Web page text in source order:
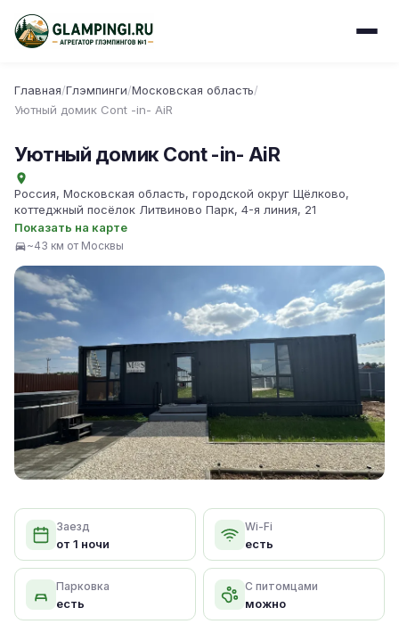
Главная/Глэмпинги/Московская область/
Уютный домик Cont -in- AiR
Уютный домик Cont -in- AiR
Россия, Московская область, городской округ Щёлково,
коттеджный посёлок Литвиново Парк, 4-я линия, 21
Показать на карте
~43 км от Москвы
Заезд
от 1 ночи
Wi-Fi
есть
Парковка
есть
С питомцами
можно